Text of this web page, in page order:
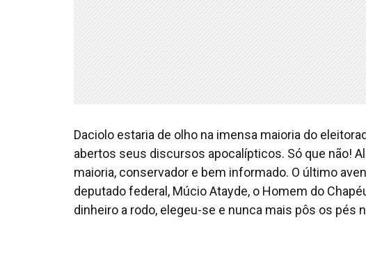
Daciolo estaria de olho na imensa maioria do
abertos seus discursos apocalípticos. Só que não!
maioria, conservador e bem informado. O último
deputado federal, Múcio Atayde, o Homem do
dinheiro a rodo, elegeu-se e nunca mais pôs os pés